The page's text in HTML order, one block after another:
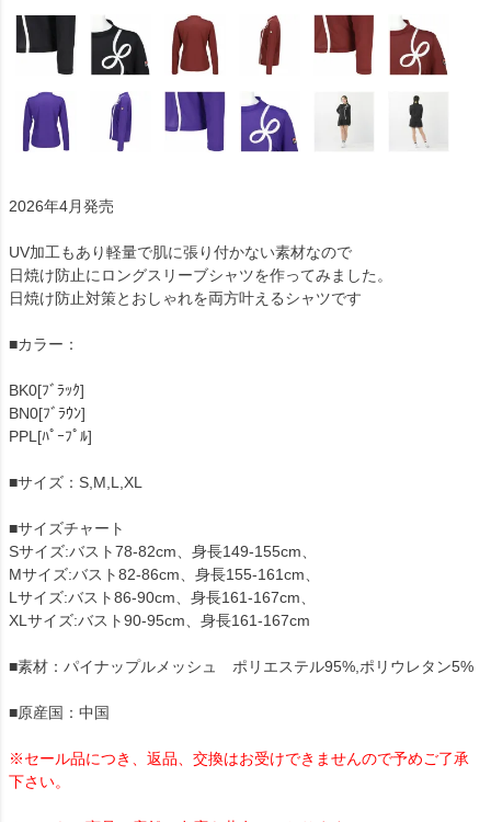
2026年4月発売
UV加工もあり軽量で肌に張り付かない素材なので
日焼け防止にロングスリーブシャツを作ってみました。
日焼け防止対策とおしゃれを両方叶えるシャツです
■カラー：
BK0[ﾌﾞﾗｯｸ]
BN0[ﾌﾞﾗｳﾝ]
PPL[ﾊﾟｰﾌﾟﾙ]
■サイズ：S,M,L,XL
■サイズチャート
Sサイズ:バスト78-82cm、身長149-155cm、
Mサイズ:バスト82-86cm、身長155-161cm、
Lサイズ:バスト86-90cm、身長161-167cm、
XLサイズ:バスト90-95cm、身長161-167cm
■素材：パイナップルメッシュ ポリエステル95%,ポリウレタン5%
■原産国：中国
※セール品につき、返品、交換はお受けできませんので予めご了承
下さい。